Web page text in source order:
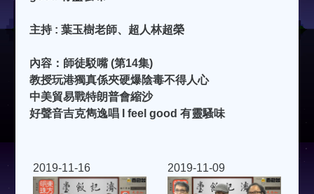
主持 : 葉玉樹老師、超人林超榮
內容：師徒駁嘴 (第14集)
教授玩港獨真係夾硬爆陰毒不得人心
中美貿易戰特朗普會縮沙
好聲音吉克雋逸唱 I feel good 有靈騷味
2019-11-16 2019-11-09